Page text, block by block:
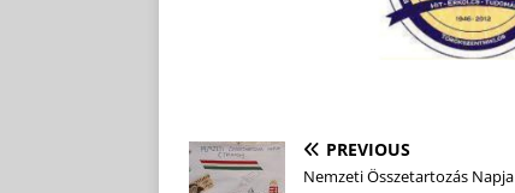
PREVIOUS
Nemzeti Összetartozás Napja